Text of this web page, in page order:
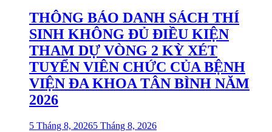
THÔNG BÁO DANH SÁCH THÍ
SINH KHÔNG ĐỦ ĐIỀU KIỆN
THAM DỰ VÒNG 2 KỲ XÉT
TUYỂN VIÊN CHỨC CỦA BỆNH
VIỆN ĐA KHOA TÂN BÌNH NĂM
2026
5 Tháng 8, 20265 Tháng 8, 2026